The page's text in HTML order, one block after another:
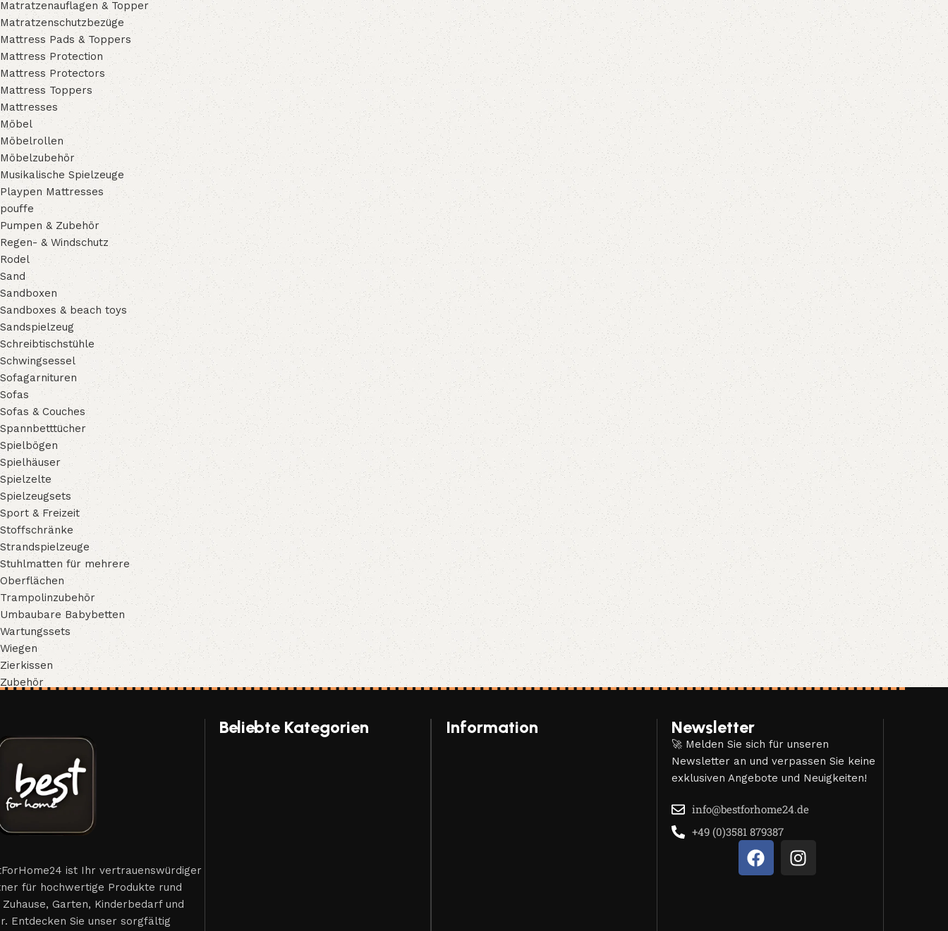
Matratzenauflagen & Topper
Matratzenschutzbezüge
Mattress Pads & Toppers
Mattress Protection
Mattress Protectors
Mattress Toppers
Mattresses
Möbel
Möbelrollen
Möbelzubehör
Musikalische Spielzeuge
Playpen Mattresses
pouffe
Pumpen & Zubehör
Regen- & Windschutz
Rodel
Sand
Sandboxen
Sandboxes & beach toys
Sandspielzeug
Schreibtischstühle
Schwingsessel
Sofagarnituren
Sofas
Sofas & Couches
Spannbetttücher
Spielbögen
Spielhäuser
Spielzelte
Spielzeugsets
Sport & Freizeit
Stoffschränke
Strandspielzeuge
Stuhlmatten für mehrere
Oberflächen
Trampolinzubehör
Umbaubare Babybetten
Wartungssets
Wiegen
Zierkissen
Zubehör
ist Ihr vertrauenswürdiger
für hochwertige Produkte rund
Zuhause, Garten, Kinderbedarf und
Entdecken Sie unser sorgfältig
Beliebte Kategorien Information Newsletter
🚀 Melden Sie sich für unseren
Newsletter an und verpassen Sie keine
exklusiven Angebote und Neuigkeiten!
info@bestforhome24.de
+49 (0)3581 879387